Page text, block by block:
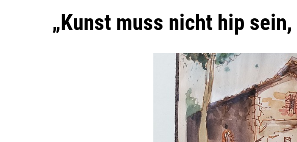
„Kunst muss nicht hip